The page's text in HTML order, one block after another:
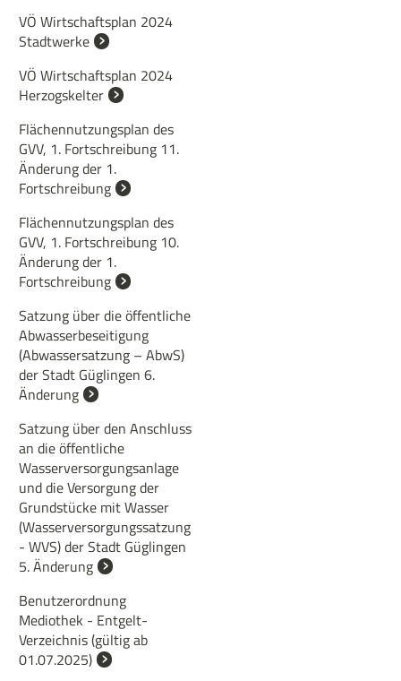
VÖ Wirtschaftsplan 2024
Stadtwerke
VÖ Wirtschaftsplan 2024
Herzogskelter
Flächennutzungsplan des
GVV, 1. Fortschreibung 11.
Änderung der 1.
Fortschreibung
Flächennutzungsplan des
GVV, 1. Fortschreibung 10.
Änderung der 1.
Fortschreibung
Satzung über die öffentliche
Abwasserbeseitigung
(Abwassersatzung – AbwS)
der Stadt Güglingen 6.
Änderung
Satzung über den Anschluss
an die öffentliche
Wasserversorgungsanlage
und die Versorgung der
Grundstücke mit Wasser
(Wasserversorgungssatzung
- WVS) der Stadt Güglingen
5. Änderung
Benutzerordnung
Mediothek - Entgelt-
Verzeichnis (gültig ab
01.07.2025)